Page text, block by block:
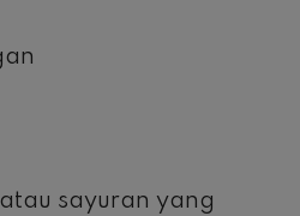
sayuran yang